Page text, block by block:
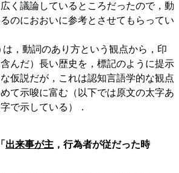
く議論しているところだったので，動
のにおおいに参考とさせてもらってい
，動詞のあり方という観点から，印
んだ）長い歴史を，標記のように提示
仮説だが，これは認知言語学的な観点
て示唆に富む（以下では原文の太字あ
で示している）．
「 出来事が主 ，行為者が従だった時